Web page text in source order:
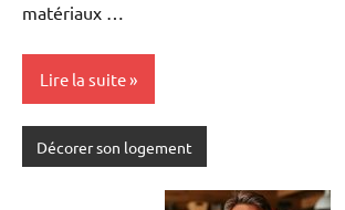
matériaux …
Lire la suite
Décorer son logement